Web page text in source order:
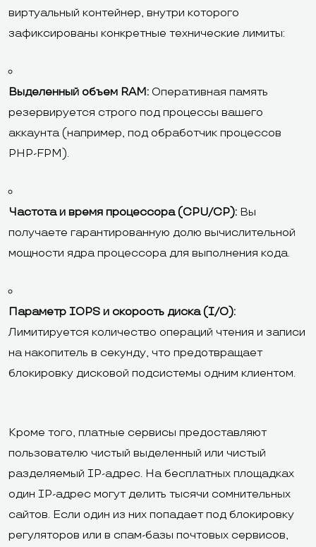
виртуальный контейнер, внутри которого
зафиксированы конкретные технические лимиты:
Выделенный объем RAM: Оперативная память
резервируется строго под процессы вашего
аккаунта (например, под обработчик процессов
PHP-FPM).
Частота и время процессора (CPU/CP): Вы
получаете гарантированную долю вычислительной
мощности ядра процессора для выполнения кода.
Параметр IOPS и скорость диска (I/O):
Лимитируется количество операций чтения и записи
на накопитель в секунду, что предотвращает
блокировку дисковой подсистемы одним клиентом.
Кроме того, платные сервисы предоставляют
пользователю чистый выделенный или чистый
разделяемый IP-адрес. На бесплатных площадках
один IP-адрес могут делить тысячи сомнительных
сайтов. Если один из них попадает под блокировку
регуляторов или в спам-базы почтовых сервисов,